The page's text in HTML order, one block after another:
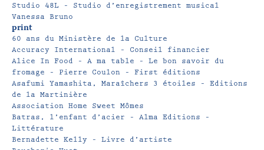
Studio 48L – Studio d’enregistrement musical
Vanessa Bruno
print
60 ans du Ministère de la Culture
Accuracy International – Conseil financier
Alice In Food – A ma table – Le bon savoir du
fromage – Pierre Coulon – First éditions
Asafumi Yamashita, Maraîchers 3 étoiles – Editions
de la Martinière
Association Home Sweet Mômes
Batras, l’enfant d’acier – Alma Editions –
Littérature
Bernadette Kelly – Livre d’artiste